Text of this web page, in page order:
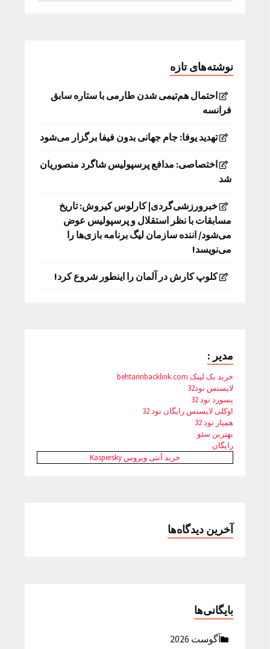
نوشته‌های تازه
احتمال هم‌تیمی شدن طارمی با ستاره سابق
فرانسه
تهدید یوفا: جام جهانی بدون فیفا برگزار می‌شود
اختصاصی: مدافع پرسپولیس شاگرد منصوریان
شد
خبرورزشی‌گردی| کارلوس کیروش: تاریخ
مسابقات با نظر استقلال و پرسپولیس عوض
می‌شود/ اننده سازمان لیگ برنامه بازی‌ها را
می‌نویسد!
کلوپ کارش در آلمان را اینطور شروع کرد!
مدیر :
خرید بک لینک behtarinbacklink.com
لایسنس نود32
پسورد نود 32
اوکلی لایسنس رایگان نود 32
همیار نود 32
بهترین سئو
رایگان
خرید آنتی ویروس Kaspersky
آخرین دیدگاه‌ها
بایگانی‌ها
آگوست 2026